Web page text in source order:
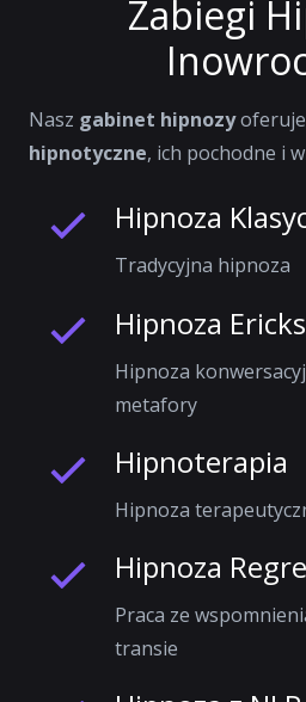
Zabiegi
Nasz gabinet hipnozyoferuje
hipnotyczne, ich pochodne i
Hipnoza
Tradycyjna hipnoza
Hipnoza
Hipnoza
metafory
Hipnoterapia
Hipnoza
Hipnoza
Praca ze
transie